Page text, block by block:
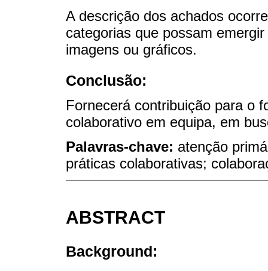
A descrição dos achados
categorias que possam
imagens ou gráficos.
Conclusão:
Fornecerá contribuição para o
colaborativo em equipa, em
Palavras-chave: atenção
práticas colaborativas;
ABSTRACT
Background: